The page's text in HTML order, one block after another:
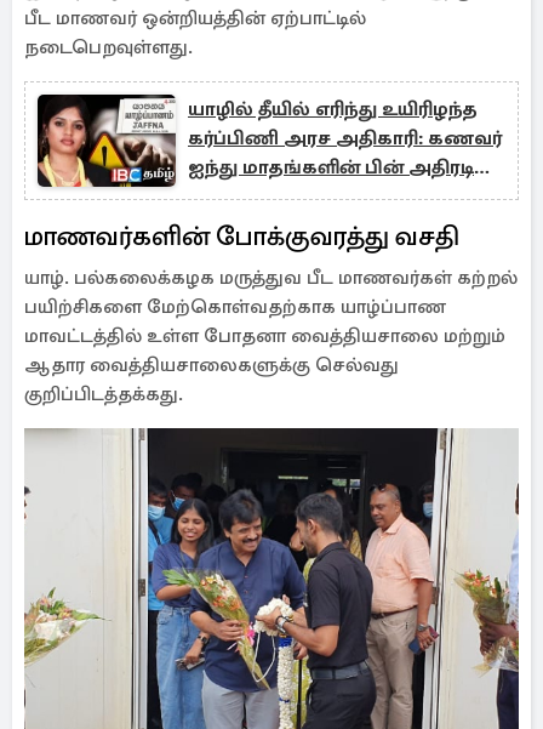
பீட மாணவர் ஒன்றியத்தின் ஏற்பாட்டில்
நடைபெறவுள்ளது.
யாழில் தீயில் எரிந்து உயிரிழந்த
கர்ப்பிணி அரச அதிகாரி: கணவர்
ஐந்து மாதங்களின் பின் அதிரடி
கைது
மாணவர்களின் போக்குவரத்து வசதி
யாழ். பல்கலைக்கழக மருத்துவ பீட மாணவர்கள் கற்றல்
பயிற்சிகளை மேற்கொள்வதற்காக யாழ்ப்பாண
மாவட்டத்தில் உள்ள போதனா வைத்தியசாலை மற்றும்
ஆதார வைத்தியசாலைகளுக்கு செல்வது
குறிப்பிடத்தக்கது.